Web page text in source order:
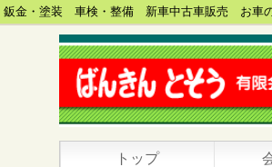
鈑金・塗装 車検・整備 新車中古車販売 お車の
トップ